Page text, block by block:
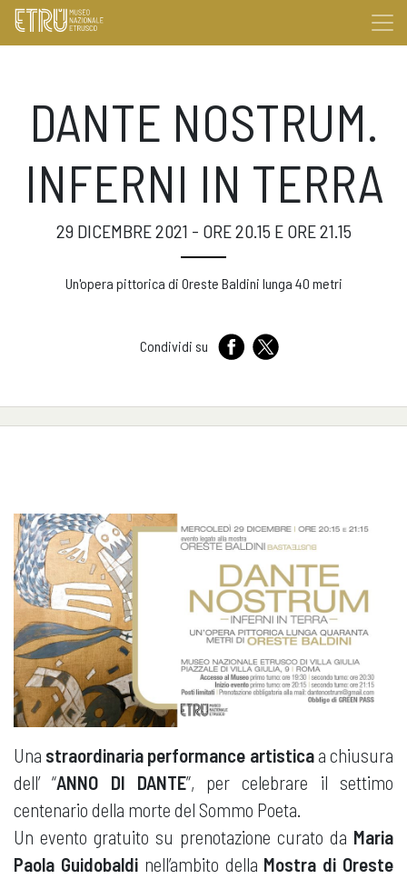
DANTE NOSTRUM.
INFERNI IN TERRA
29 DICEMBRE 2021 - ORE 20.15 E ORE 21.15
Un'opera pittorica di Oreste Baldini lunga 40 metri
Condividi su
Una straordinaria performance artisticaa chiusura
dell’ “ANNO DI DANTE”, per celebrare il settimo
centenario della morte del Sommo Poeta.
Un evento gratuito su prenotazione curato da Maria
Paola Guidobaldinell’ambito della Mostra di Oreste